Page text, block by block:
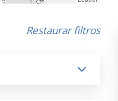
Restaurar filtros